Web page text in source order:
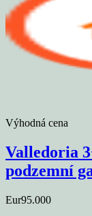
Výhodná cena
Valledoria
podzemní
Eur95.000